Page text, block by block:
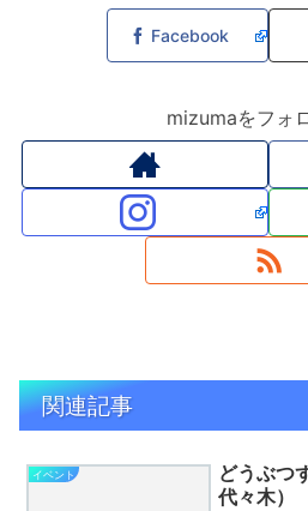
Facebook
mizumaをフォ
関連記事
イベント
どうぶつ
代々木）